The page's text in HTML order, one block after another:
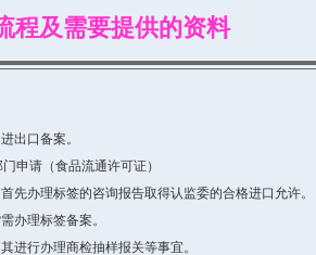
程及需要提供的资料
出口备案。
申请（食品流通许可证）
先办理标签的咨询报告取得认监委的合格进口允许。
办理标签备案。
进行办理商检抽样报关等事宜。